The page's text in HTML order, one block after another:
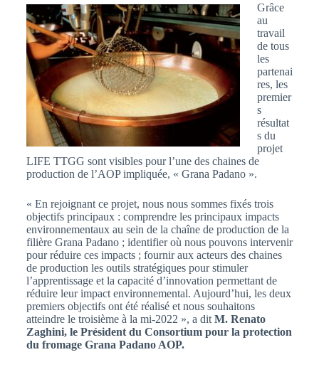
Grâce
au
travail
de tous
les
partenai
res, les
premier
s
résultat
s du
projet
LIFE TTGG sont visibles pour l’une des chaines de
production de l’AOP impliquée, « Grana Padano ».
« En rejoignant ce projet, nous nous sommes fixés trois
objectifs principaux : comprendre les principaux impacts
environnementaux au sein de la chaîne de production de la
filière Grana Padano ; identifier où nous pouvons intervenir
pour réduire ces impacts ; fournir aux acteurs des chaines
de production les outils stratégiques pour stimuler
l’apprentissage et la capacité d’innovation permettant de
réduire leur impact environnemental. Aujourd’hui, les deux
premiers objectifs ont été réalisé et nous souhaitons
atteindre le troisième à la mi-2022 », a dit M. Renato
Zaghini, le Président du Consortium pour la protection
du fromage Grana Padano AOP.